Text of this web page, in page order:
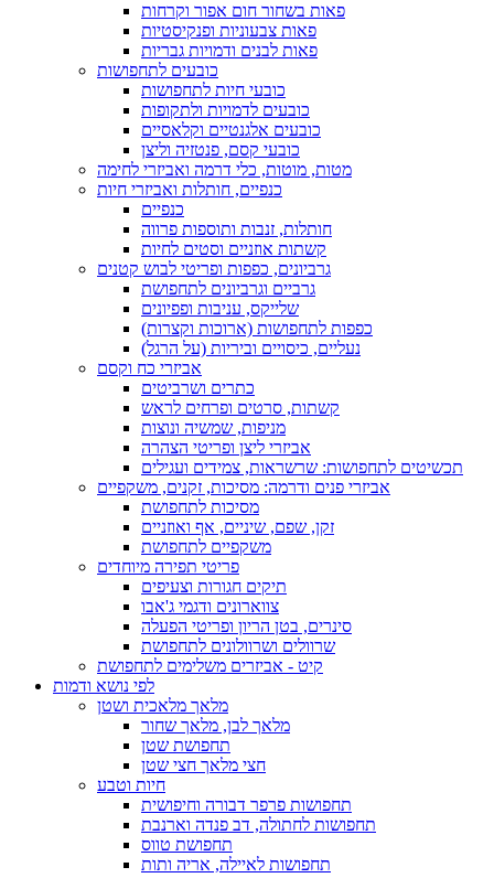
פאות בשחור חום אפור וקרחות
פאות צבעוניות ופנקיסטיות
פאות לבנים ודמויות גבריות
כובעים לתחפושות
כובעי חיות לתחפושות
כובעים לדמויות ולתקופות
כובעים אלגנטיים וקלאסיים
כובעי קסם, פנטזיה וליצן
מטות, מוטות, כלי דרמה ואביזרי לחימה
כנפיים, חותלות ואביזרי חיות
כנפיים
חותלות, זנבות ותוספות פרווה
קשתות אוזניים וסטים לחיות
גרביונים, כפפות ופריטי לבוש קטנים
גרביים וגרביונים לתחפושת
שלייקס, עניבות ופפיונים
כפפות לתחפושות (ארוכות וקצרות)
נעליים, כיסויים וביריות (על הרגל)
אביזרי כח וקסם
כתרים ושרביטים
קשתות, סרטים ופרחים לראש
מניפות, שמשיה ונוצות
אביזרי ליצן ופריטי הצהרה
תכשיטים לתחפושות: שרשראות, צמידים ועגילים
אביזרי פנים ודרמה: מסיכות, זקנים, משקפיים
מסיכות לתחפושת
זקן, שפם, שיניים, אף ואוזניים
משקפיים לתחפושת
פריטי תפירה מיוחדים
תיקים חגורות וצעיפים
צווארונים ודגמי ג'אבו
סינרים, בטן הריון ופריטי הפעלה
שרוולים ושרוולונים לתחפושת
קיט - אביזרים משלימים לתחפושת
לפי נושא ודמות
מלאך מלאכית ושטן
מלאך לבן, מלאך שחור
תחפושת שטן
חצי מלאך חצי שטן
חיות וטבע
תחפושות פרפר דבורה וחיפושית
תחפושות לחתולה, דב פנדה וארנבת
תחפושת טווס
תחפושות לאיילה, אריה ותות